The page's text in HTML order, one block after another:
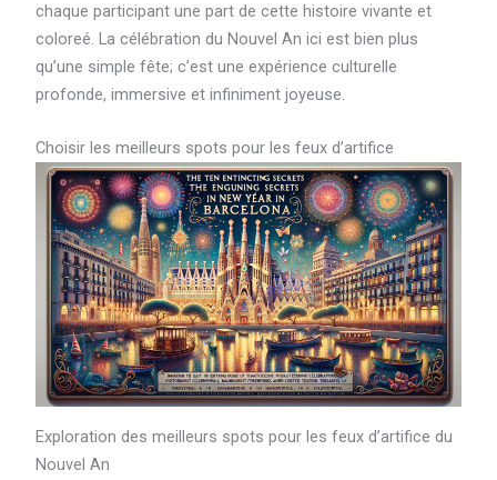
chaque participant une part de cette histoire vivante et
coloreé. La célébration du Nouvel An ici est bien plus
qu’une simple fête; c’est une expérience culturelle
profonde, immersive et infiniment joyeuse.
Choisir les meilleurs spots pour les feux d’artifice
Exploration des meilleurs spots pour les feux d’artifice du
Nouvel An